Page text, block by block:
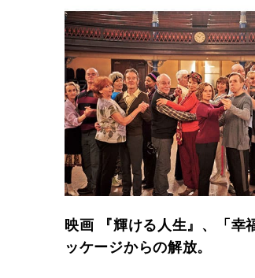
映画 『輝ける人生』、「幸
ッケージからの解放。